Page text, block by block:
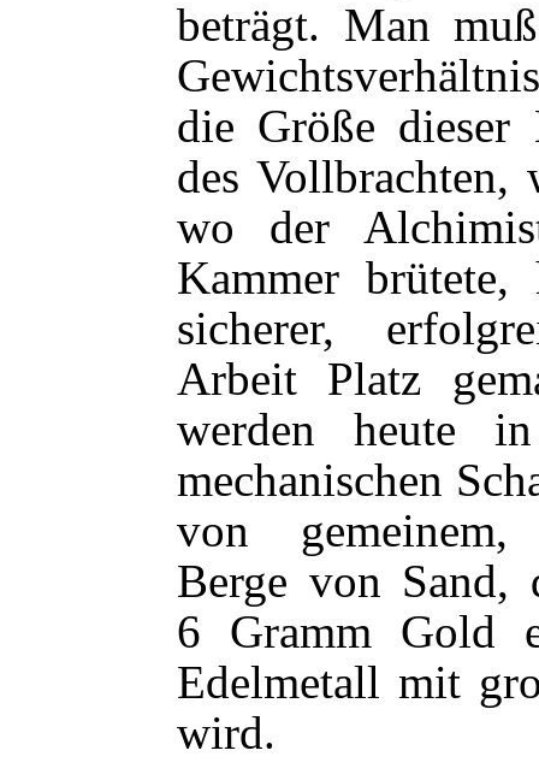
beträgt. Man
die Größe dieser
des
wo der
Kammer
sicherer,
Arbeit Platz
werden heute
mechanischen
von gemeinem,
Berge von
6 Gramm Gold
Edelmetall mit
wird.